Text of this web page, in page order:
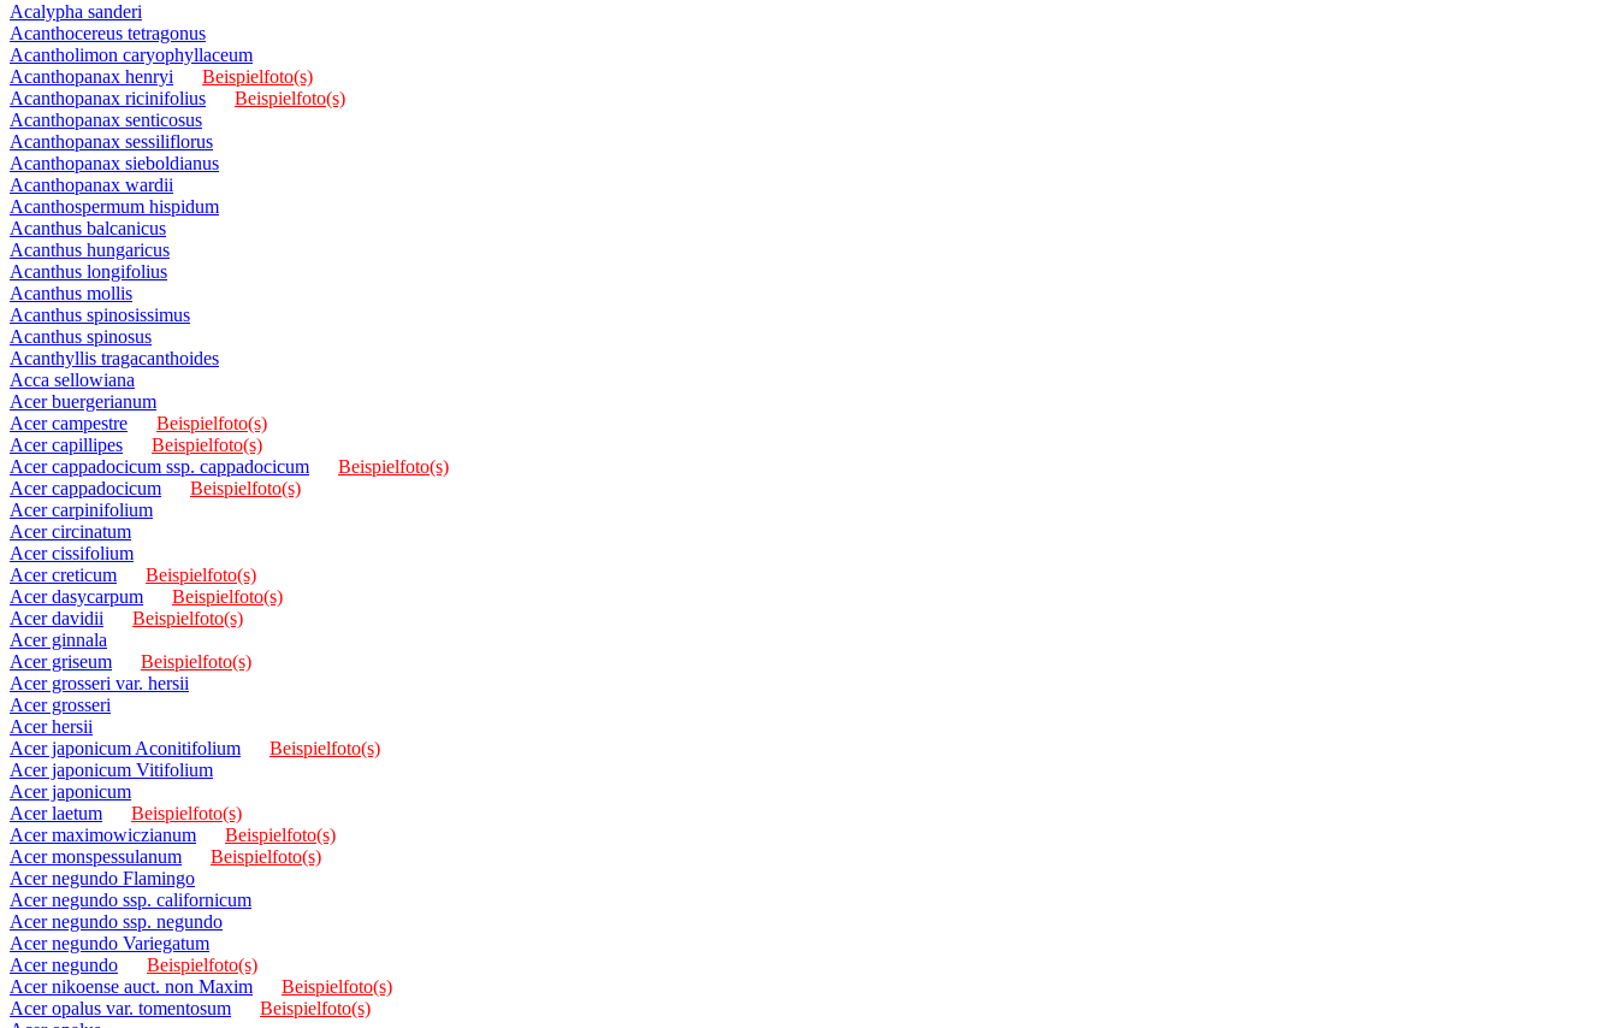
Acalypha sanderi
Acanthocereus tetragonus
Acantholimon caryophyllaceum
Acanthopanax henryi
Beispielfoto(s)
Acanthopanax ricinifolius
Beispielfoto(s)
Acanthopanax senticosus
Acanthopanax sessiliflorus
Acanthopanax sieboldianus
Acanthopanax wardii
Acanthospermum hispidum
Acanthus balcanicus
Acanthus hungaricus
Acanthus longifolius
Acanthus mollis
Acanthus spinosissimus
Acanthus spinosus
Acanthyllis tragacanthoides
Acca sellowiana
Acer buergerianum
Acer campestre
Beispielfoto(s)
Acer capillipes
Beispielfoto(s)
Acer cappadocicum ssp. cappadocicum
Beispielfoto(s)
Acer cappadocicum
Beispielfoto(s)
Acer carpinifolium
Acer circinatum
Acer cissifolium
Acer creticum
Beispielfoto(s)
Acer dasycarpum
Beispielfoto(s)
Acer davidii
Beispielfoto(s)
Acer ginnala
Acer griseum
Beispielfoto(s)
Acer grosseri var. hersii
Acer grosseri
Acer hersii
Acer japonicum Aconitifolium
Beispielfoto(s)
Acer japonicum Vitifolium
Acer japonicum
Acer laetum
Beispielfoto(s)
Acer maximowiczianum
Beispielfoto(s)
Acer monspessulanum
Beispielfoto(s)
Acer negundo Flamingo
Acer negundo ssp. californicum
Acer negundo ssp. negundo
Acer negundo Variegatum
Acer negundo
Beispielfoto(s)
Acer nikoense auct. non Maxim
Beispielfoto(s)
Acer opalus var. tomentosum
Beispielfoto(s)